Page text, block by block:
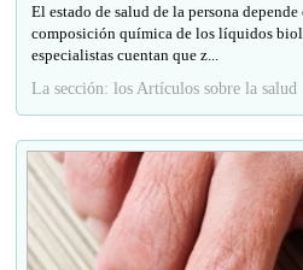
El estado de salud de la persona
composición química de los líquidos
especialistas cuentan que z...
La sección: los Artículos sobre la salud